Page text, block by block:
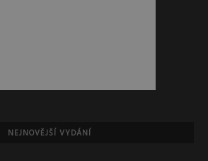
NEJNOVĚJŠÍ VYDÁNÍ